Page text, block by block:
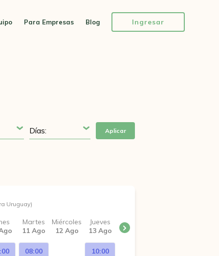
Para Empresas Blog Ingresar
Aplicar
Uruguay)
Martes
11 Ago
08:00
Miércoles
12 Ago
Jueves
13 Ago
10:00